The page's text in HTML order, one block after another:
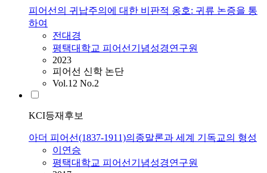
피어선의 귀납주의에 대한 비판적 옹호: 귀류 논증을 통
하여
전대경
평택대학교 피어선기념성경연구원
2023
피어선 신학 논단
Vol.12 No.2
KCI등재후보
아더 피어선(1837-1911)의종말론과 세계 기독교의 형성
이연승
평택대학교 피어선기념성경연구원